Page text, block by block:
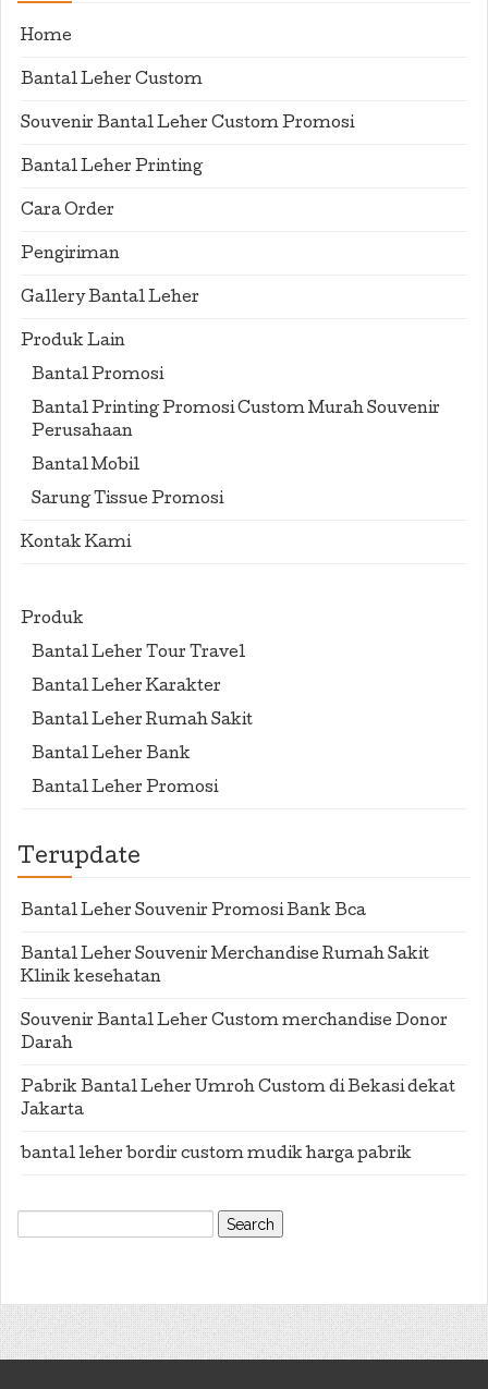
Home
Bantal Leher Custom
Souvenir Bantal Leher Custom Promosi
Bantal Leher Printing
Cara Order
Pengiriman
Gallery Bantal Leher
Produk Lain
Bantal Promosi
Bantal Printing Promosi Custom Murah Souvenir
Perusahaan
Bantal Mobil
Sarung Tissue Promosi
Kontak Kami
Produk
Bantal Leher Tour Travel
Bantal Leher Karakter
Bantal Leher Rumah Sakit
Bantal Leher Bank
Bantal Leher Promosi
Terupdate
Bantal Leher Souvenir Promosi Bank Bca
Bantal Leher Souvenir Merchandise Rumah Sakit
Klinik kesehatan
Souvenir Bantal Leher Custom merchandise Donor
Darah
Pabrik Bantal Leher Umroh Custom di Bekasi dekat
Jakarta
bantal leher bordir custom mudik harga pabrik
Search
for: